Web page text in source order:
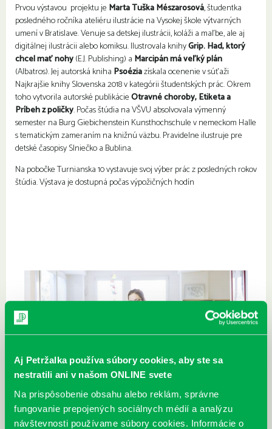
Aj Petržalka používa súbory cookies, aby ste sa
nestratili ani v našom ONLINE svete
Na prispôsobenie obsahu alebo reklám, správne
fungovanie prepojených sociálnych médií a analýzu
návštevnosti používame súbory cookies. Informácie o
Prvou výstavou projektu je Marta Tuška Mészarosová, študentka
posledného ročníka ateliéru ilustrácie na Vysokej škole výtvarných
umení v Bratislave.Venuje sa detskej ilustrácii, koláži a maľbe, ale aj
digitálnej ilustrácii alebo komiksu. Ilustrovala knihyGrip. Had, ktorý
chcel mať nohy(E.J. Publishing) a Marcipán má veľký plán
(Albatros). Jej autorská kniha Psoéziazískala ocenenie v súťaži
Najkrajšie knihy Slovenska 2018 v kategórii študentských prác. Okrem
toho vytvorila autorské publikácieOtravné choroby, Etiketa a
Príbeh z poličky. Počas štúdia na VŠVU absolvovala výmenný
semester na Burg Giebichenstein Kunsthochschule v nemeckom Halle
s tematickým zameraním na knižnú väzbu. Pravidelne ilustruje pre
detské časopisy Slniečko a Bublina.
Na pobočke Turnianska 10 vystavuje svoj výber prác z posledných rokov
štúdia. Výstava je dostupná počas výpožičných hodín